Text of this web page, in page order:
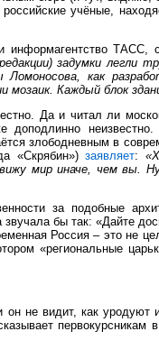
учёные,
информагентство
задумки легли
как
мозаик. Каждый блок
Да и читал ли
злободневным в
«Скрябин»)заявляет:
мир иначе, чем вы.
за подобные
бы так: «Дайте
Россия – это не
«региональные
не видит, как уродуют
первокурсникам